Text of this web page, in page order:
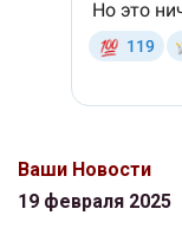
Ваши Новости
19 февраля 2025